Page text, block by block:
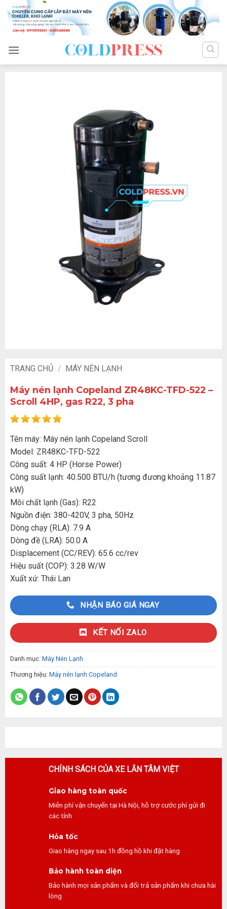
TRANG CHỦ / MÁY NÉN LẠNH
Máy nén lạnh Copeland ZR48KC-TFD-522 –
Scroll 4HP, gas R22, 3 pha
Tên máy: Máy nén lạnh Copeland Scroll
Model: ZR48KC-TFD-522
Công suất: 4 HP (Horse Power)
Công suất lạnh: 40.500 BTU/h (tương đương khoảng 11.87
kW)
Môi chất lạnh (Gas): R22
Nguồn điện: 380-420V, 3 pha, 50Hz
Dòng chạy (RLA): 7.9 A
Dòng đề (LRA): 50.0 A
Displacement (CC/REV): 65.6 cc/rev
Hiệu suất (COP): 3.28 W/W
Xuất xứ: Thái Lan
NHẬN BÁO GIÁ NGAY
KẾT NỐI ZALO
Danh mục: Máy Nén Lạnh
Thương hiệu: Máy nén lạnh Copeland
CHÍNH SÁCH CỦA XE LĂN TÂM VIỆT
Giao hàng toàn quốc
Miễn phí vận chuyển tại Hà Nội, hỗ trợ cước phí gửi đi
các tỉnh
Hỏa tốc
Giao hàng ngay sau 1h đồng hồ khi đặt hàng
Bảo hành toàn diện
Bảo hành mọi sản phẩm và đổi trả sản phẩm khi chưa hài
lòng